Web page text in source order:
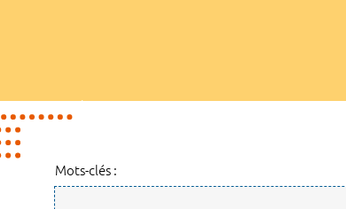
Mots-clés :